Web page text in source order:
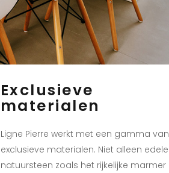
Exclusieve
materialen
Ligne Pierre werkt met een gamma van
exclusieve materialen. Niet alleen edele
natuursteen zoals het rijkelijke marmer